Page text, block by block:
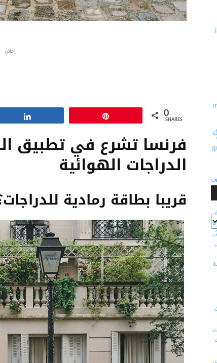
إعلان
0
SHARES
فرنسا تشرع في تطبيق
الدراجات الهوائية
قريبا بطاقة رمادية